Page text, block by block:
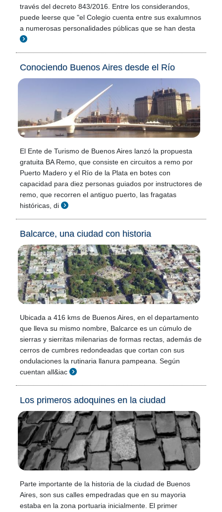
través del decreto 843/2016. Entre los considerandos,
puede leerse que "el Colegio cuenta entre sus exalumnos
a numerosas personalidades públicas que se han desta
Conociendo Buenos Aires desde el Río
El Ente de Turismo de Buenos Aires lanzó la propuesta
gratuita BA Remo, que consiste en circuitos a remo por
Puerto Madero y el Río de la Plata en botes con
capacidad para diez personas guiados por instructores de
remo, que recorren el antiguo puerto, las fragatas
históricas, di
Balcarce, una ciudad con historia
Ubicada a 416 kms de Buenos Aires, en el departamento
que lleva su mismo nombre, Balcarce es un cúmulo de
sierras y sierritas milenarias de formas rectas, además de
cerros de cumbres redondeadas que cortan con sus
ondulaciones la rutinaria llanura pampeana. Según
cuentan all&iac
Los primeros adoquines en la ciudad
Parte importante de la historia de la ciudad de Buenos
Aires, son sus calles empedradas que en su mayoria
estaba en la zona portuaria inicialmente. El primer